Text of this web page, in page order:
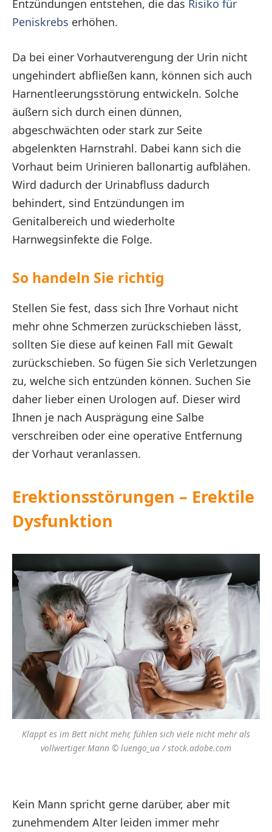
Entzündungen entstehen, die das Risiko für
Peniskrebs erhöhen.
Da bei einer Vorhautverengung der Urin nicht
ungehindert abfließen kann, können sich auch
Harnentleerungsstörung entwickeln. Solche
äußern sich durch einen dünnen,
abgeschwächten oder stark zur Seite
abgelenkten Harnstrahl. Dabei kann sich die
Vorhaut beim Urinieren ballonartig aufblähen.
Wird dadurch der Urinabfluss dadurch
behindert, sind Entzündungen im
Genitalbereich und wiederholte
Harnwegsinfekte die Folge.
So handeln Sie richtig
Stellen Sie fest, dass sich Ihre Vorhaut nicht
mehr ohne Schmerzen zurückschieben lässt,
sollten Sie diese auf keinen Fall mit Gewalt
zurückschieben. So fügen Sie sich Verletzungen
zu, welche sich entzünden können. Suchen Sie
daher lieber einen Urologen auf. Dieser wird
Ihnen je nach Ausprägung eine Salbe
verschreiben oder eine operative Entfernung
der Vorhaut veranlassen.
Erektionsstörungen – Erektile
Dysfunktion
Klappt es im Bett nicht mehr, fühlen sich viele nicht mehr als
vollwertiger Mann © luengo_ua / stock.adobe.com
Kein Mann spricht gerne darüber, aber mit
zunehmendem Alter leiden immer mehr